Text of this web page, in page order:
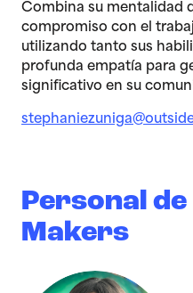
Combina su mentalidad
compromiso con el
utilizando tanto sus
profunda empatía para
significativo en su
Personal de
Makers